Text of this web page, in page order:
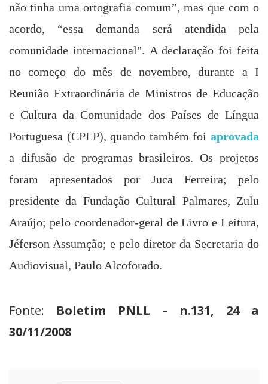
não tinha uma ortografia comum”, mas que com o
acordo, “essa demanda será atendida pela
comunidade internacional". A declaração foi feita
no começo do mês de novembro, durante a I
Reunião Extraordinária de Ministros de Educação
e Cultura da Comunidade dos Países de Língua
Portuguesa (CPLP), quando também foi aprovada
a difusão de programas brasileiros. Os projetos
foram apresentados por Juca Ferreira; pelo
presidente da Fundação Cultural Palmares, Zulu
Araújo; pelo coordenador-geral de Livro e Leitura,
Jéferson Assumção; e pelo diretor da Secretaria do
Audiovisual, Paulo Alcoforado.
Fonte: Boletim PNLL – n.131, 24 a
30/11/2008